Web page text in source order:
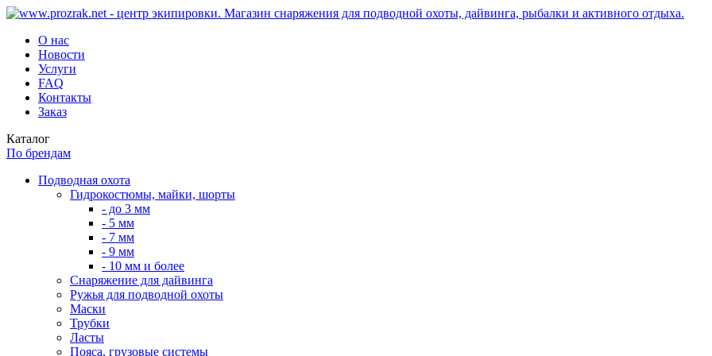
О нас
Новости
Услуги
FAQ
Контакты
Заказ
Каталог
По брендам
Подводная охота
Гидрокостюмы, майки, шорты
- до 3 мм
- 5 мм
- 7 мм
- 9 мм
- 10 мм и более
Снаряжение для дайвинга
Ружья для подводной охоты
Маски
Трубки
Ласты
Пояса, грузовые системы